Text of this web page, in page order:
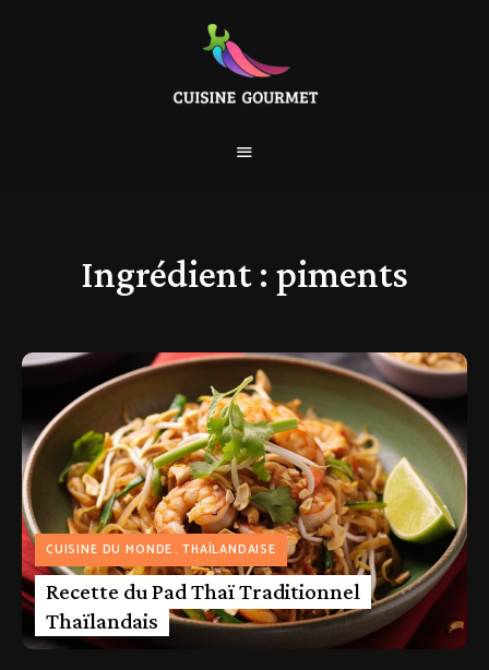
Ingrédient : piments
CUISINE DU MONDE THAÏLANDAISE
Recette du Pad Thaï Traditionnel
Thaïlandais